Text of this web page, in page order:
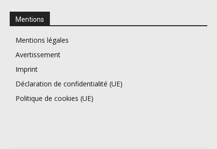
Mentions
Mentions légales
Avertissement
Imprint
Déclaration de confidentialité (UE)
Politique de cookies (UE)